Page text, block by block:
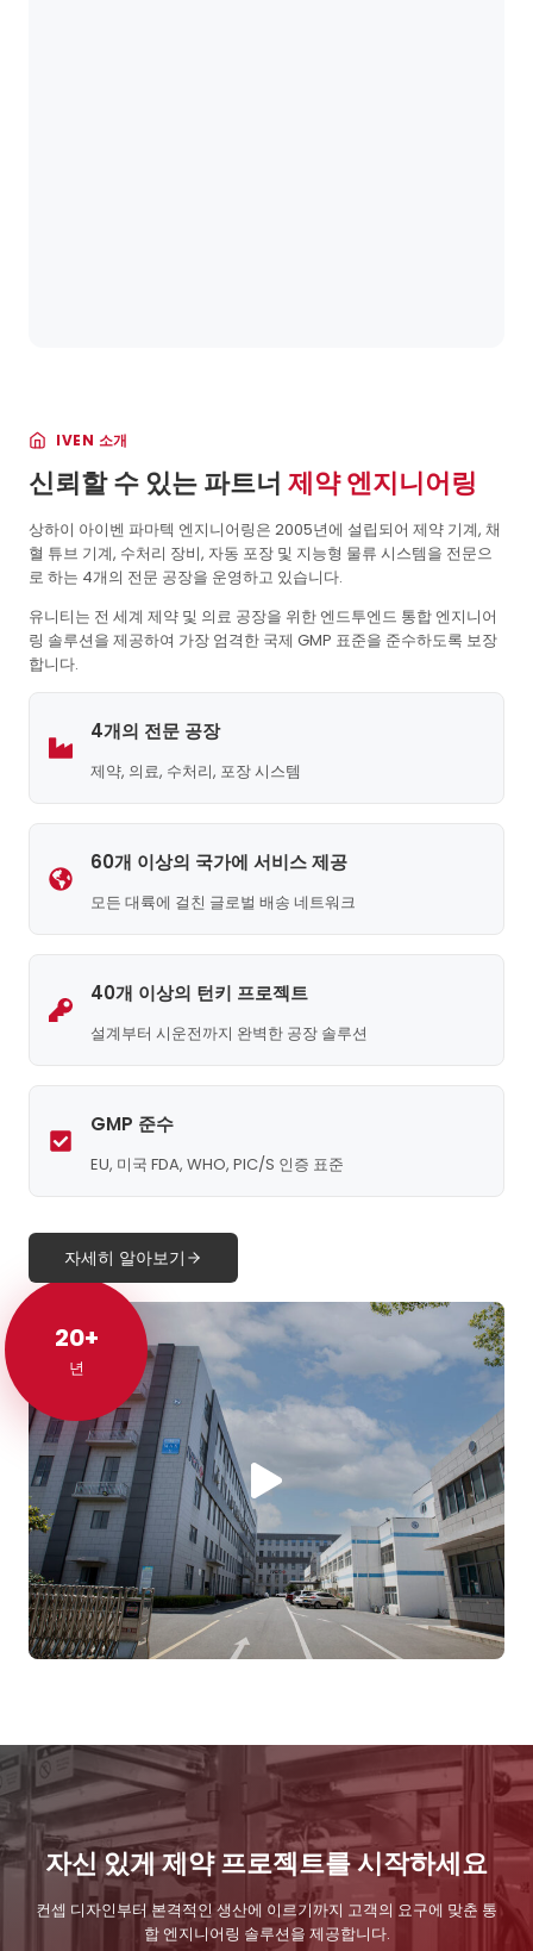
20+
20+
년
IVEN 소개
신뢰할 수 있는 파트너 제약 엔지니어링
상하이 아이벤 파마텍 엔지니어링은 2005년에 설립되어 제약 기계, 채
혈 튜브 기계, 수처리 장비, 자동 포장 및 지능형 물류 시스템을 전문으
로 하는 4개의 전문 공장을 운영하고 있습니다.
유니티는 전 세계 제약 및 의료 공장을 위한 엔드투엔드 통합 엔지니어
링 솔루션을 제공하여 가장 엄격한 국제 GMP 표준을 준수하도록 보장
합니다.
4개의 전문 공장
제약, 의료, 수처리, 포장 시스템
60개 이상의 국가에 서비스 제공
모든 대륙에 걸친 글로벌 배송 네트워크
40개 이상의 턴키 프로젝트
설계부터 시운전까지 완벽한 공장 솔루션
GMP 준수
EU, 미국 FDA, WHO, PIC/S 인증 표준
자세히 알아보기
자신 있게 제약 프로젝트를 시작하세요
컨셉 디자인부터 본격적인 생산에 이르기까지 고객의 요구에 맞춘 통
합 엔지니어링 솔루션을 제공합니다.